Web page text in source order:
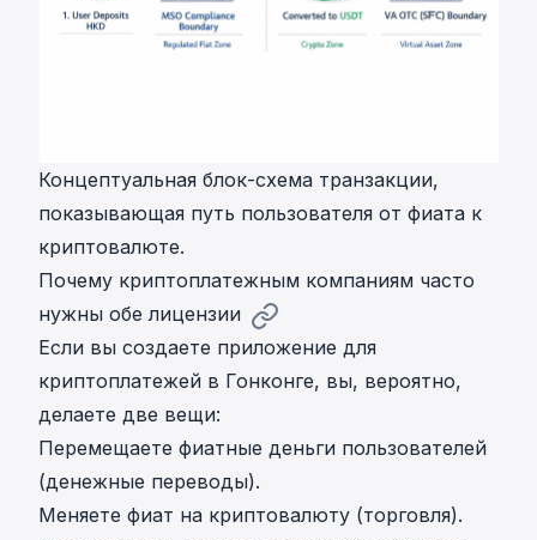
Концептуальная блок-схема транзакции,
показывающая путь пользователя от фиата к
криптовалюте.
Почему криптоплатежным компаниям часто
нужны обе лицензии
Если вы создаете приложение для
криптоплатежей в Гонконге, вы, вероятно,
делаете две вещи:
Перемещаете фиатные деньги пользователей
(денежные переводы).
Меняете фиат на криптовалюту (торговля).